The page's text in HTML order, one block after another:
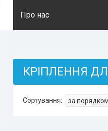
Про нас
КРІПЛЕННЯ